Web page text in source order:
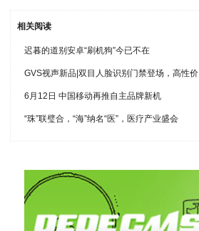
相关阅读
迟暮的道别安卓“刷机狗”今已不在
GVS视声新品|双目人脸识别门禁登场，高性价
6月12日 中国移动再推自主品牌新机
“珠”联璧合，“海”纳名“医”，医疗产业盛会